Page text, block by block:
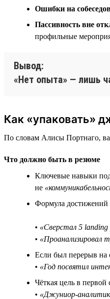
Ошибки на
Пассивность вне
профильные
Вывод:
«Нет опыта» — лишь
Как «упаковать»
По словам Алисы Портнаго,
Что должно быть в резюме
Ключевые навыки
не
Формула достижений
• «Сверстал 5 landing
• «Проанализировал
Если был перерыв на
• «Год посвятил
Чёткая цель в первой
• «Джуниор-аналитик